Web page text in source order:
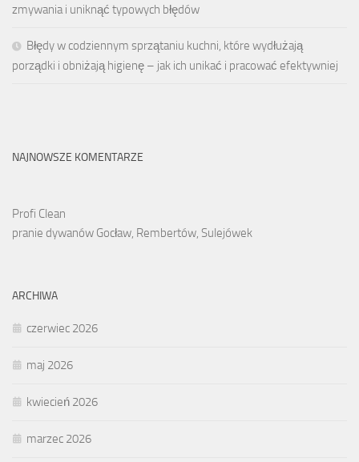
zmywania i uniknąć typowych błędów
Błędy w codziennym sprzątaniu kuchni, które wydłużają
porządki i obniżają higienę – jak ich unikać i pracować efektywniej
NAJNOWSZE KOMENTARZE
Profi Clean
pranie dywanów Gocław, Rembertów, Sulejówek
ARCHIWA
czerwiec 2026
maj 2026
kwiecień 2026
marzec 2026